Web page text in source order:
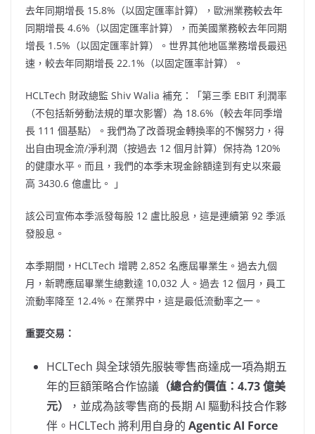
去年同期增長 15.8%（以固定匯率計算），歐洲業務較去年
同期增長 4.6%（以固定匯率計算），而美國業務較去年同期
增長 1.5%（以固定匯率計算）。世界其他地區業務增長最迅
速，較去年同期增長 22.1%（以固定匯率計算）。
HCLTech 財政總監 Shiv Walia 補充：「第三季 EBIT 利潤率
（不包括新勞動法規的單次影響）為 18.6%（較去年同季增
長 111 個基點）。我們為了改善現金轉換率的不懈努力，得
出自由現金流/淨利潤（按過去 12 個月計算）保持為 120%
的健康水平。而且，我們的本季末現金餘額達到有史以來最
高 3430.6 億盧比。 」
該公司宣佈本季派發每股 12 盧比股息，這是連續第 92 季派
發股息。
本季期間，HCLTech 增聘 2,852 名應屆畢業生。過去九個
月，新聘應屆畢業生總數達 10,032 人。過去 12 個月，員工
流動率降至 12.4%。在業界中，這是最低流動率之一。
重要交易：
HCLTech 與全球領先服裝零售商達成一項為期五
年的巨額策略合作協議 （總合約價值：4.73 億美
元）
，並成為該零售商的長期 AI 驅動科技合作夥
伴。HCLTech 將利用自身的 Agentic AI Force